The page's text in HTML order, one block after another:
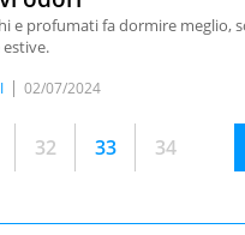
e profumati fa dormire meglio,
02/07/2024
32 33 34